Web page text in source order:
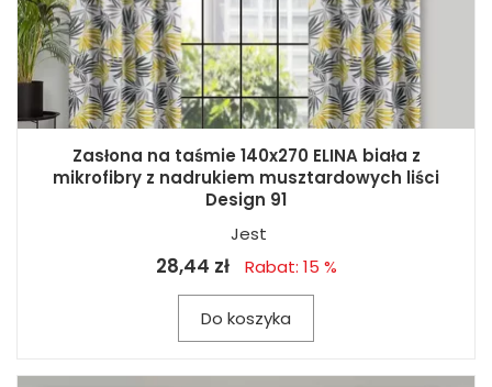
Zasłona na taśmie 140x270 ELINA biała z
mikrofibry z nadrukiem musztardowych liści
Design 91
Jest
28,44 zł Rabat: 15 %
Do koszyka